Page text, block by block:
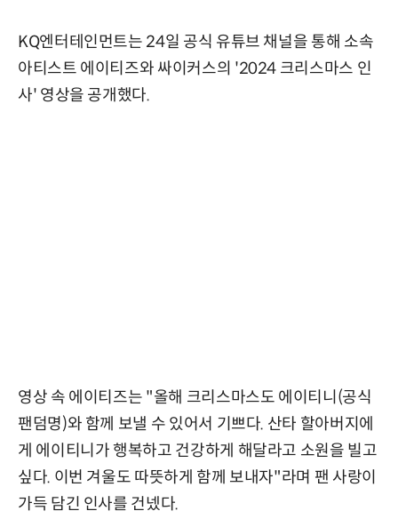
KQ엔터테인먼트는 24일 공식 유튜브 채널을 통해 소속
아티스트 에이티즈와 싸이커스의 '2024 크리스마스 인
사' 영상을 공개했다.
영상 속 에이티즈는 "올해 크리스마스도 에이티니(공식
팬덤명)와 함께 보낼 수 있어서 기쁘다. 산타 할아버지에
게 에이티니가 행복하고 건강하게 해달라고 소원을 빌고
싶다. 이번 겨울도 따뜻하게 함께 보내자"라며 팬 사랑이
가득 담긴 인사를 건넸다.